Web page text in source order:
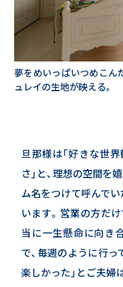
夢をめいっぱいつめこん
ュレイの生地が映える。
旦那様は「好きな世
さ」と、理想の空間を
ム名をつけて呼んで
います。営業の方だけ
当に一生懸命に向き
で、毎週のように行
楽しかった」とご夫婦